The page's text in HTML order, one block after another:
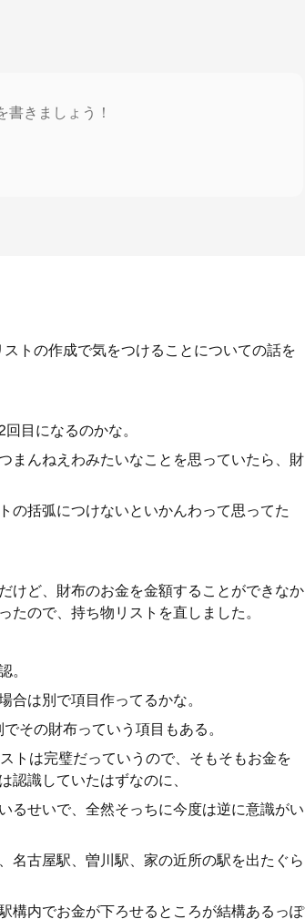
書きましょう！
トの作成で気をつけることについての話を
目になるのかな。
まんねえわみたいなことを思っていたら、財
の括弧につけないといかんわって思ってた
けど、財布のお金を金額することができなか
ので、持ち物リストを直しました。
。
は別で項目作ってるかな。
その財布っていう項目もある。
トは完璧だっていうので、そもそもお金を
認識していたはずなのに、
るせいで、全然そっちに今度は逆に意識がい
名古屋駅、曽川駅、家の近所の駅を出たぐら
構内でお金が下ろせるところが結構あるっぽ